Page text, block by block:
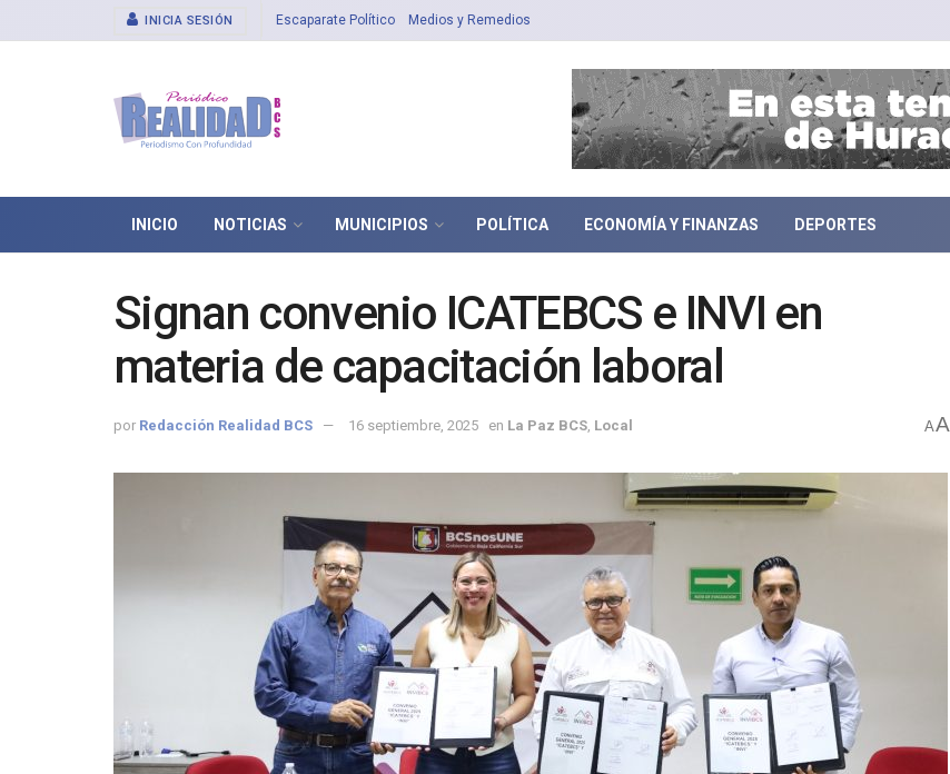
INICIA SESIÓN Escaparate Político Medios y Remedios
INICIO NOTICIAS MUNICIPIOS POLÍTICA ECONOMÍA Y FINANZAS DEPORTES
Signan convenio ICATEBCS e INVI en
materia de capacitación laboral
por Redacción Realidad BCS 16 septiembre, 2025 en La Paz BCS Local AA